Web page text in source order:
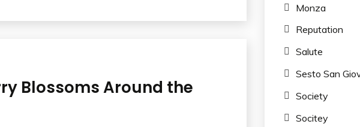
Blossoms Around the
Monza
Reputation
Salute
Sesto San
Society
Socitey